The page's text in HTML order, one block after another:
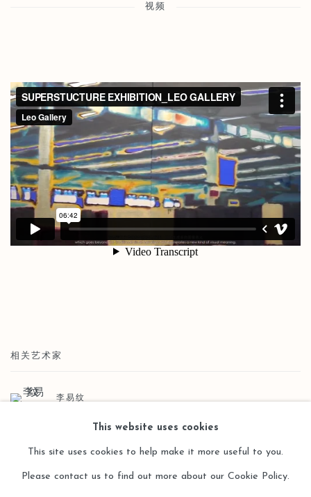
视频
相关艺术家
李易纹
This website uses cookies
This site uses cookies to help make it more useful to you.
Please contact us to find out more about our Cookie Policy.